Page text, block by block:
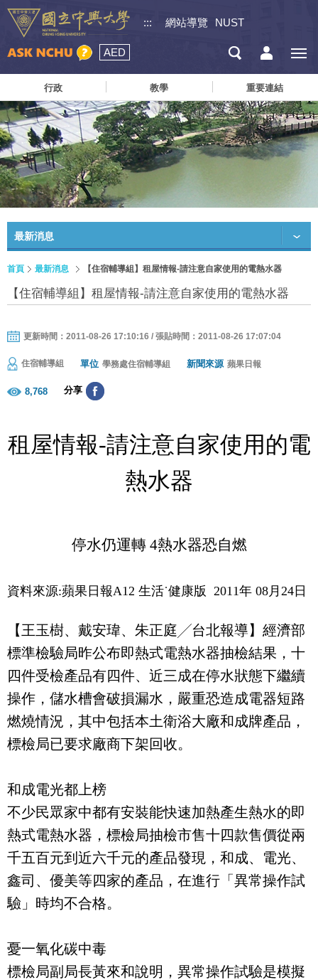
::: 網站導覽 NUST
AED
行政 教學 重要連結
最新消息
首頁 最新消息 【住宿輔導組】租屋情報-請注意自家使用的電熱水器
【住宿輔導組】租屋情報-請注意自家使用的電熱水器
更新時間：2011-08-26 17:10:16 / 張貼時間：2011-08-26 17:07:04
住宿輔導組 單位 學務處住宿輔導組 新聞來源 蘋果日報
8,768 分享
租屋情報-請注意自家使用的電
熱水器
停水仍運轉4熱水器恐自燃
資料來源:蘋果日報A12 生活˙健康版 2011年 08 月 24日
【王玉樹、戴安瑋、朱正庭╱台北報導】經濟部
標準檢驗局昨公布即熱式電熱水器抽檢結果，十
四件受檢產品有四件、近三成在停水狀態下繼續
操作，儲水槽會破損漏水，嚴重恐造成電器短路
燃燒情況，其中包括本土衛浴大廠和成牌產品，
標檢局已要求廠商下架回收。
和成電光都上榜
不少民眾家中都有安裝能快速加熱產生熱水的即
熱式電熱水器，標檢局抽檢市售十四款售價從兩
千五百元到近六千元的產品發現，和成、電光、
鑫司、優美等四家的產品，在進行「異常操作試
驗」時均不合格。
憂一氧化碳中毒
標檢局副局長黃來和說明，異常操作試驗是模擬